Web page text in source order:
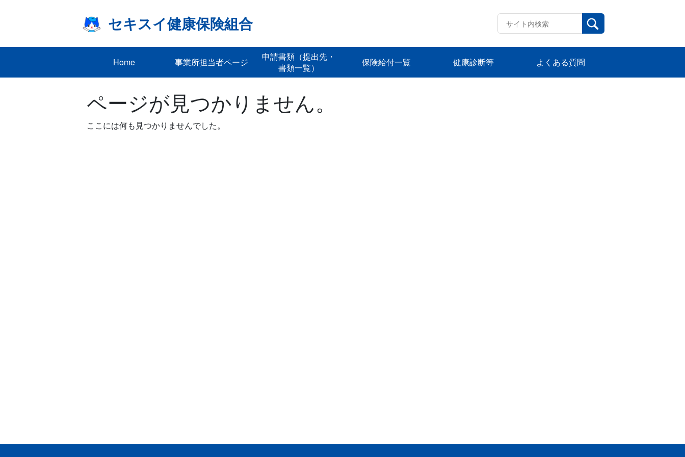
セキスイ健康保険組合
Home 事業所担当者ページ
申請書類（提出先・
書類一覧）
保険給付一覧 健康診断等 よくある質問
ページが見つかりません。
ここには何も見つかりませんでした。